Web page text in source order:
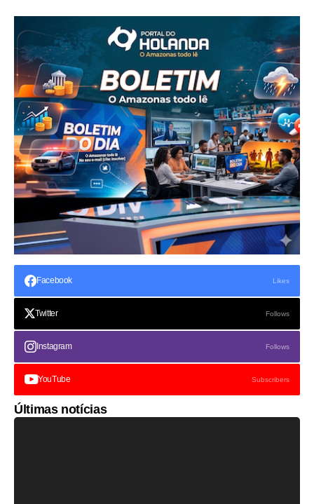
Facebook Likes
Twitter Follows
Instagram Follows
YouTube Subscribers
Últimas notícias